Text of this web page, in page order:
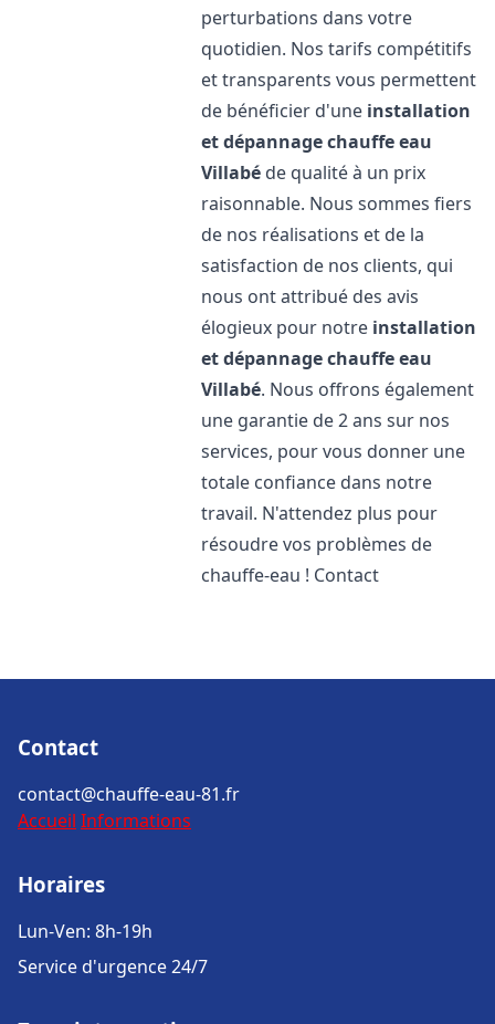
perturbations dans votre
quotidien. Nos tarifs compétitifs
et transparents vous permettent
de bénéficier d'une installation
et dépannage chauffe eau
Villabé de qualité à un prix
raisonnable. Nous sommes fiers
de nos réalisations et de la
satisfaction de nos clients, qui
nous ont attribué des avis
élogieux pour notre installation
et dépannage chauffe eau
Villabé. Nous offrons également
une garantie de 2 ans sur nos
services, pour vous donner une
totale confiance dans notre
travail. N'attendez plus pour
résoudre vos problèmes de
chauffe-eau ! Contact
Contact
contact@chauffe-eau-81.fr
Accueil Informations
Horaires
Lun-Ven: 8h-19h
Service d'urgence 24/7